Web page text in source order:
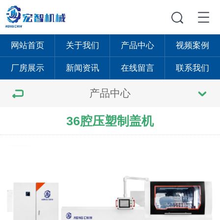
网站首页 关于我们 产品中心 视频案例
厂房展示 新闻资讯 在线留言 联系我们
产品中心
36腔压塑制盖机